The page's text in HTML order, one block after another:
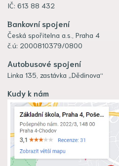
IČ: 613 88 432
Bankovní spojení
Česká spořitelna a.s., Praha 4
č.ú: 2000810379/0800
Autobusové spojení
Linka 135, zastávka „Dědinova“
Kudy k nám